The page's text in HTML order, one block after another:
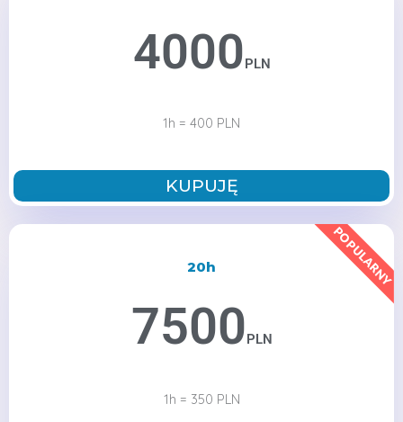
4000PLN
1h = 400 PLN
KUPUJĘ
POPULARNY
20h
7500PLN
1h = 350 PLN